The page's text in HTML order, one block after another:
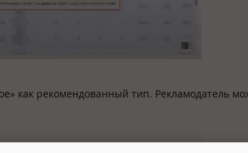
как рекомендованный тип. Рекламодатель